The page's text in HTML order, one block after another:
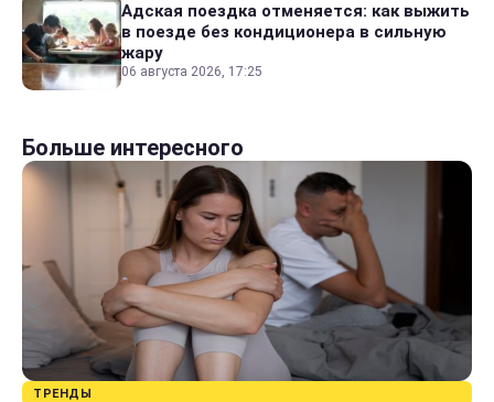
Адская поездка отменяется: как выжить
в поезде без кондиционера в сильную
жару
06 августа 2026, 17:25
Больше интересного
ТРЕНДЫ